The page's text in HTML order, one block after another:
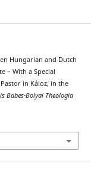
Hungarian and Dutch
– With a Special
in Káloz, in the
Babes-Bolyai Theologia